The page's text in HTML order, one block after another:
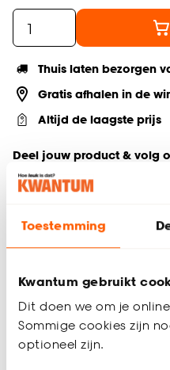
Toestemming
Kwantum gebruikt
Dit doen we om je
Sommige cookies zijn
optioneel zijn.
Thuis laten bezorgen
Gratis afhalen in de
Altijd de laagste prijs
Deel jouw product & volg
huis. Dit vloerkleed van 80%
maar materiaal biedt een
een uitnodigende sfeer in je
isolerende eigenschappen,